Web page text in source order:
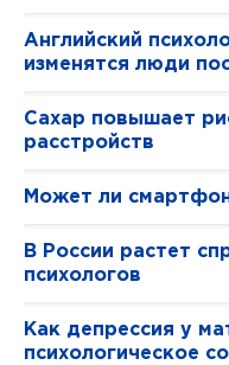
Английский
изменятся люди
Сахар повышает
расстройств
Может ли
В России растет
психологов
Как депрессия у
психологическое